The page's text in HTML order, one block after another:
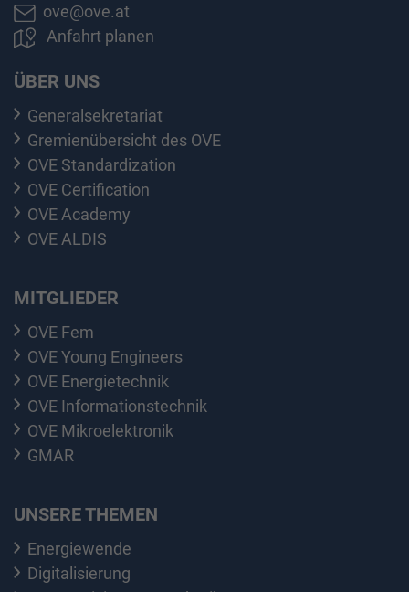
ove@ove.at
Anfahrt planen
ÜBER UNS
Generalsekretariat
Gremienübersicht des OVE
OVE Standardization
OVE Certification
OVE Academy
OVE ALDIS
MITGLIEDER
OVE Fem
OVE Young Engineers
OVE Energietechnik
OVE Informationstechnik
OVE Mikroelektronik
GMAR
UNSERE THEMEN
Energiewende
Digitalisierung